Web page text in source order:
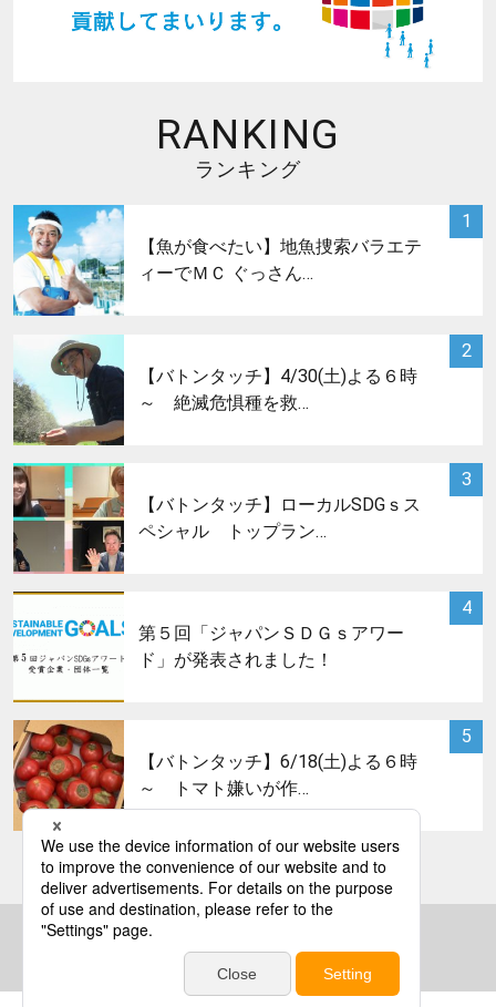
RANKING
ランキング
1
サムネイル
【魚が食べたい】地魚捜索バラエテ
ィーでＭＣ ぐっさん…
2
【バトンタッチ】4/30(土)よる６時
～ 絶滅危惧種を救…
3
サムネイル
【バトンタッチ】ローカルSDGｓス
ペシャル トップラン…
4
サムネイル
第５回「ジャパンＳＤＧｓアワー
ド」が発表されました！
5
【バトンタッチ】6/18(土)よる６時
～ トマト嫌いが作…